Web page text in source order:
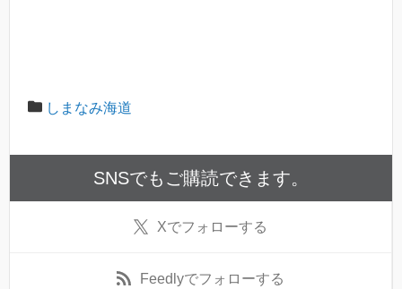
しまなみ海道
SNSでもご購読できます。
Xでフォローする
Feedlyでフォローする